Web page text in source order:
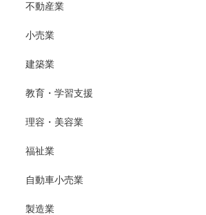
不動産業
小売業
建築業
教育・学習支援
理容・美容業
福祉業
自動車小売業
製造業